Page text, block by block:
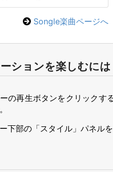
Songle楽曲ページへ
ションを楽しむには
の再生ボタンをクリックす
下部の「スタイル」パネル